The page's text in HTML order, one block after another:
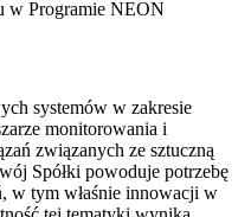
systemów w zakresie
monitorowania i
związanych ze sztuczną
Spółki powoduje potrzebę
w tym właśnie innowacji w